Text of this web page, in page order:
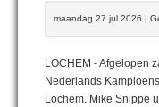
maandag 27 jul 2026 |
LOCHEM - Afgelopen
Nederlands
Lochem. Mike Snippe